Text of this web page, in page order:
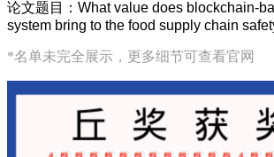
论文题目：What value does blockchain-
system bring to the food supply chain
*名单未完全展示，更多细节可查看官网